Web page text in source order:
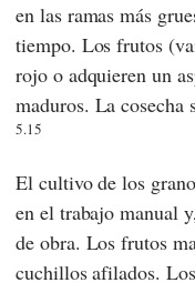
en las ramas más
tiempo. Los frutos
rojo o adquieren un
maduros. La cosecha
5.15
El cultivo de los
en el trabajo manual
de obra. Los frutos
cuchillos afilados.